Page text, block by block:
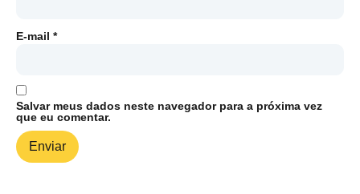
E-mail *
Salvar meus dados neste navegador para a próxima vez
que eu comentar.